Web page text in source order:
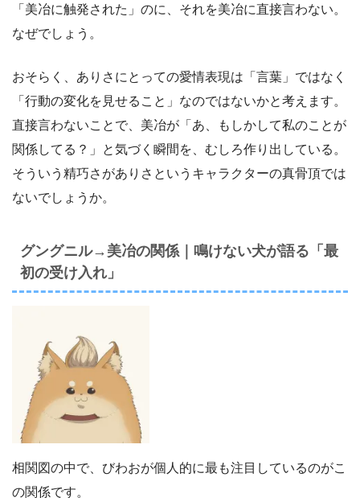
「美冶に触発された」のに、それを美冶に直接言わない。
なぜでしょう。
おそらく、ありさにとっての愛情表現は「言葉」ではなく
「行動の変化を見せること」なのではないかと考えます。
直接言わないことで、美冶が「あ、もしかして私のことが
関係してる？」と気づく瞬間を、むしろ作り出している。
そういう精巧さがありさというキャラクターの真骨頂では
ないでしょうか。
グングニル→美冶の関係｜鳴けない犬が語る「最
初の受け入れ」
相関図の中で、びわおが個人的に最も注目しているのがこ
の関係です。